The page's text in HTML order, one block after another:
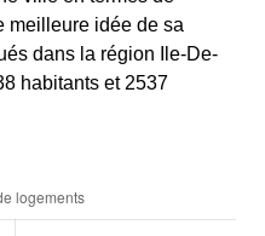
meilleure idée de sa
dans la région Ile-De-
habitants et 2537